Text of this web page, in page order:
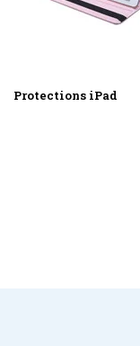
Protections iPad